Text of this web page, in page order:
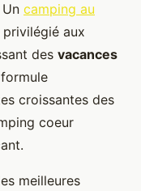
camping au
aux
des vacances
croissantes des
coeur
meilleures